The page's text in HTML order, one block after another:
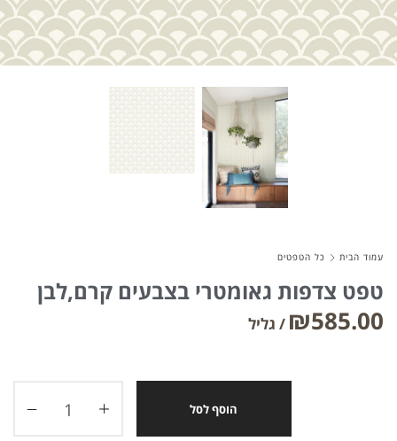
Careers
Privacy Policy
Community
Forums
עמוד הבית כל הטפטים
טפט צדפות גאומטרי בצבעים קרם,לבן
₪585.00
הוסף לסל